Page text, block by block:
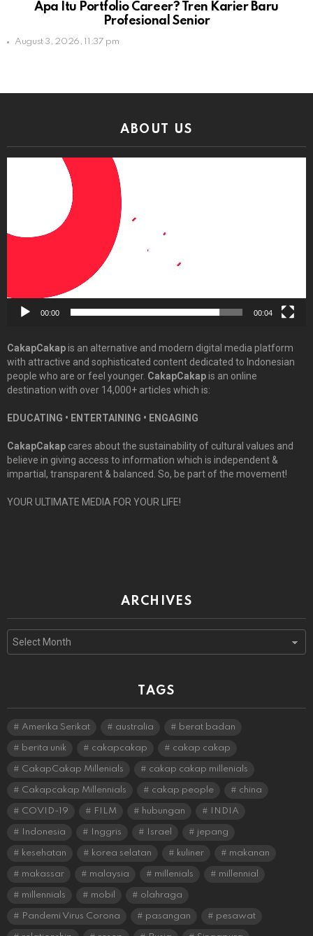
Apa Itu Portfolio Career? Tren Karier Baru
Profesional Senior
August 3, 2026, 11:37 pm
ABOUT US
00:00 00:04
CakapCakapis an alternative and modern digital media platform
with attractive and sophisticated content dedicated to Indonesian
people who are or feel younger. CakapCakapis an online
destination with over 14,000+ articles which is:
EDUCATING • ENTERTAINING • ENGAGING
CakapCakap cares about the sustainability of cultural values and
believe in giving access to information which is independent &
impartial, transparent & balanced. So, be part of the movement!
YOUR ULTIMATE MEDIA FOR YOUR LIFE!
ARCHIVES
Archives
TAGS
Amerika Serikat australia berat badan
berita unik cakapcakap cakap cakap
CakapCakap Millenials cakap cakap millenials
Cakapcakap Millennials cakap people china
COVID-19 FILM hubungan INDIA
Indonesia Inggris Israel jepang
kesehatan korea selatan kuliner makanan
makassar malaysia millenials millennial
millennials mobil olahraga
Pandemi Virus Corona pasangan pesawat